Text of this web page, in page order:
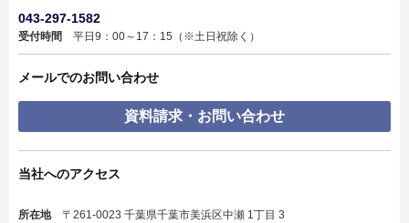
043-297-1582
受付時間 平日9：00～17：15（※土日祝除く）
メールでのお問い合わせ
資料請求・お問い合わせ
当社へのアクセス
所在地〒261-0023 千葉県千葉市美浜区中瀬 1丁目 3